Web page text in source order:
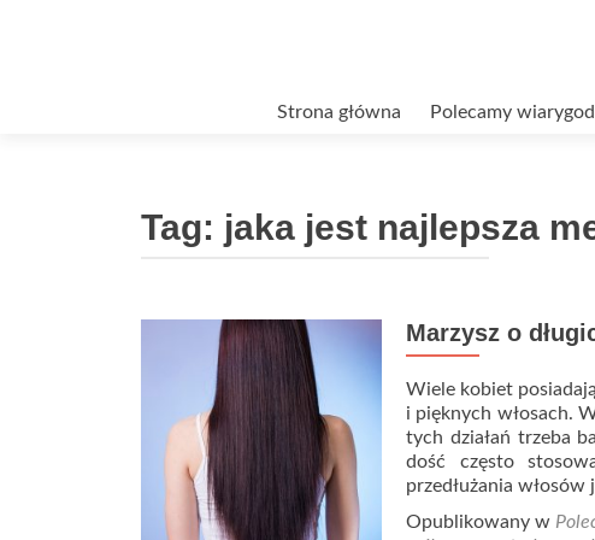
Strona główna Polecamy
Tag: jaka jest najlepsza
Marzysz o
Wiele kobiet
i pięknych włosach.
tych działań trzeba
dość często
przedłużania
Opublikowany w